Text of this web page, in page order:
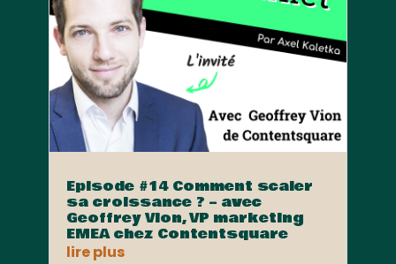
Episode #14 Comment scaler
sa croissance ? – avec
Geoffrey Vion, VP marketing
EMEA chez Contentsquare
lire plus